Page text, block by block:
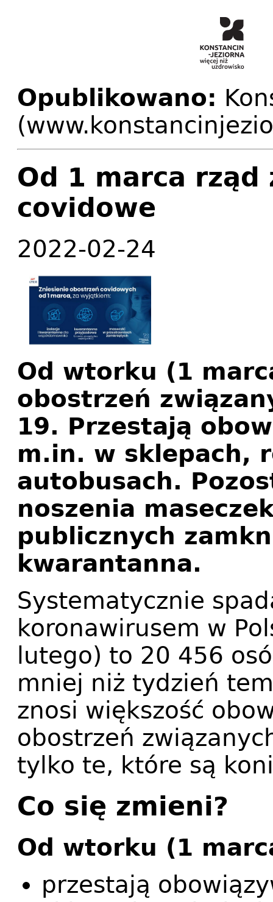
Opublikowano:
Od 1 marca
covidowe
2022-02-24
Od wtorku (1
obostrzeń
19. Przestają
m.in. w sklepach,
autobusach.
noszenia
publicznych
kwarantanna.
Systematycznie
koronawirusem w
lutego) to 20 456
mniej niż tydzień
znosi większość
obostrzeń
tylko te, które są
Co się zmieni?
Od wtorku (1
przestają